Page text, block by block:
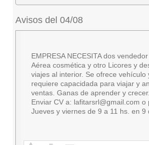
Avisos del 04/08
EMPRESA NECESITA dos
Aérea cosmética y otro Licores y
viajes al interior. Se ofrece vehículo
requiere capacidada para viajar y
ventas. Ganas de aprender y
Enviar CV a: lafitarsrl@gmail.com o
Jueves y viernes de 9 a 11 hs. en 9